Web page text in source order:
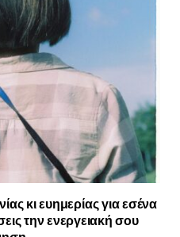
κι ευημερίας για εσένα
την ενεργειακή σου